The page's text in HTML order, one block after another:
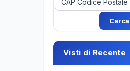
Visti di Recente